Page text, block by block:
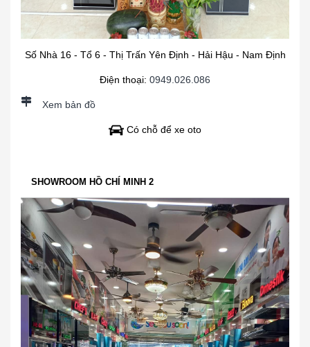
Số Nhà 16 - Tổ 6 - Thị Trấn Yên Định - Hải Hậu - Nam Định
Điện thoại: 0949.026.086
Xem bản đồ
Có chỗ để xe oto
SHOWROOM HỒ CHÍ MINH 2